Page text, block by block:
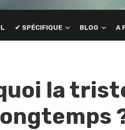
✔ SPÉCIFIQUE BLOG A
la